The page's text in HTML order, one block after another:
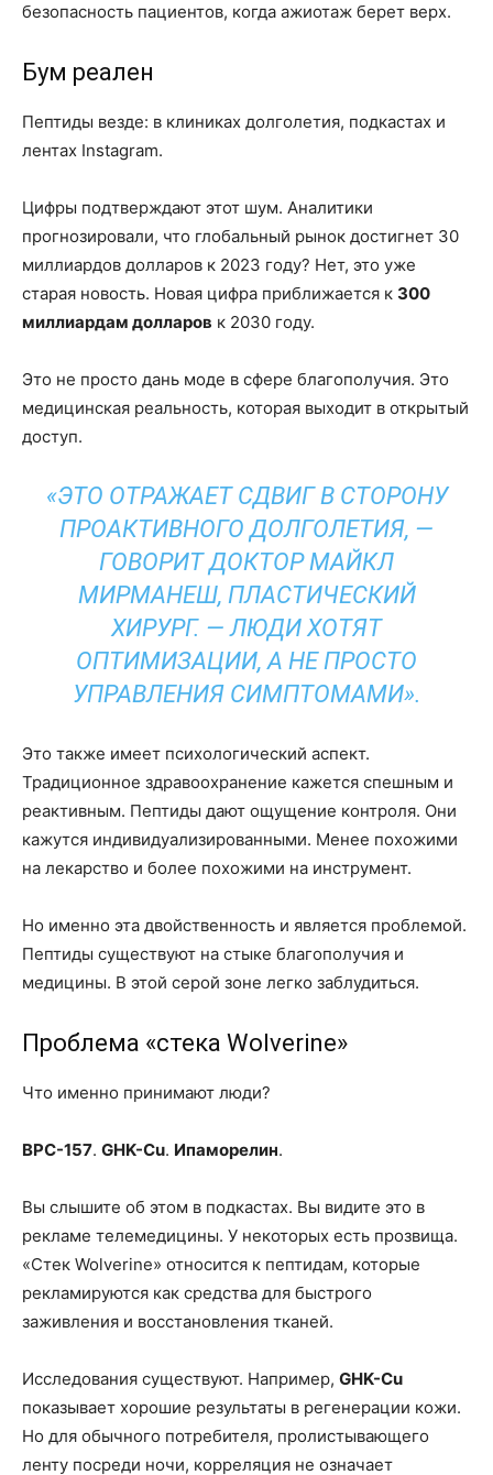
безопасность пациентов, когда ажиотаж берет верх.
Бум реален
Пептиды везде: в клиниках долголетия, подкастах и
лентах Instagram.
Цифры подтверждают этот шум. Аналитики
прогнозировали, что глобальный рынок достигнет 30
миллиардов долларов к 2023 году? Нет, это уже
старая новость. Новая цифра приближается к 300
миллиардам долларов к 2030 году.
Это не просто дань моде в сфере благополучия. Это
медицинская реальность, которая выходит в открытый
доступ.
«ЭТО ОТРАЖАЕТ СДВИГ В СТОРОНУ
ПРОАКТИВНОГО ДОЛГОЛЕТИЯ, —
ГОВОРИТ ДОКТОР МАЙКЛ
МИРМАНЕШ, ПЛАСТИЧЕСКИЙ
ХИРУРГ. — ЛЮДИ ХОТЯТ
ОПТИМИЗАЦИИ, А НЕ ПРОСТО
УПРАВЛЕНИЯ СИМПТОМАМИ».
Это также имеет психологический аспект.
Традиционное здравоохранение кажется спешным и
реактивным. Пептиды дают ощущение контроля. Они
кажутся индивидуализированными. Менее похожими
на лекарство и более похожими на инструмент.
Но именно эта двойственность и является проблемой.
Пептиды существуют на стыке благополучия и
медицины. В этой серой зоне легко заблудиться.
Проблема «стека Wolverine»
Что именно принимают люди?
BPC-157. GHK-Cu. Ипаморелин.
Вы слышите об этом в подкастах. Вы видите это в
рекламе телемедицины. У некоторых есть прозвища.
«Стек Wolverine» относится к пептидам, которые
рекламируются как средства для быстрого
заживления и восстановления тканей.
Исследования существуют. Например, GHK-Cu
показывает хорошие результаты в регенерации кожи.
Но для обычного потребителя, пролистывающего
ленту посреди ночи, корреляция не означает